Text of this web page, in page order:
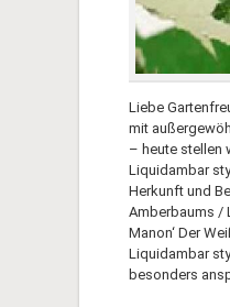
Liebe
mit
– heute stellen
Liquidambar
Herkunft und
Amberbaums /
Manon‘ Der
Liquidambar
besonders